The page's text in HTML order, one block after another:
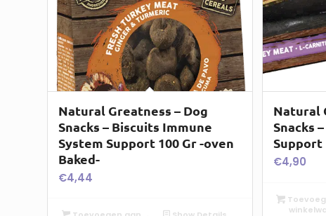
Natural Greatness – Dog
Snacks – Biscuits Immune
System Support 100 Gr -oven
Baked-
€4,44
Natural
Snacks
Support
€4,90